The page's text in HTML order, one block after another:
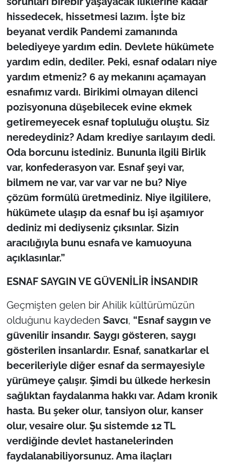
hissedecek, hissetmesi lazım. İşte biz
beyanat verdik Pandemi zamanında
belediyeye yardım edin. Devlete hükümete
yardım edin, dediler. Peki, esnaf odaları niye
yardım etmeniz? 6 ay mekanını açamayan
esnafımız vardı. Birikimi olmayan dilenci
pozisyonuna düşebilecek evine ekmek
getiremeyecek esnaf topluluğu oluştu. Siz
neredeydiniz? Adam krediye sarılayım dedi.
Oda borcunu istediniz. Bununla ilgili Birlik
var, konfederasyon var. Esnaf şeyi var,
bilmem ne var, var var var ne bu? Niye
çözüm formülü üretmediniz. Niye ilgililere,
hükümete ulaşıp da esnaf bu işi aşamıyor
dediniz mi dediyseniz çıksınlar. Sizin
aracılığıyla bunu esnafa ve kamuoyuna
açıklasınlar.”
ESNAF SAYGIN VE GÜVENİLİR İNSANDIR
Geçmişten gelen bir Ahilik kültürümüzün
olduğunu kaydeden Savcı, “Esnaf saygın ve
güvenilir insandır. Saygı gösteren, saygı
gösterilen insanlardır. Esnaf, sanatkarlar el
becerileriyle diğer esnaf da sermayesiyle
yürümeye çalışır. Şimdi bu ülkede herkesin
sağlıktan faydalanma hakkı var. Adam kronik
hasta. Bu şeker olur, tansiyon olur, kanser
olur, vesaire olur. Şu sistemde 12 TL
verdiğinde devlet hastanelerinden
faydalanabiliyorsunuz. Ama ilaçları